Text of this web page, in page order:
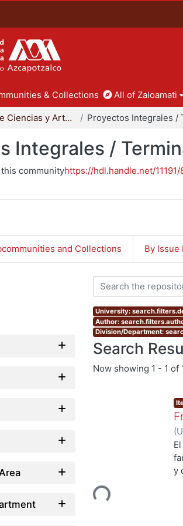
& Collections All of Zaloamati
División de Ciencias y Artes para el Diseño
Integrales /
communityhttps://hdl.handle.net/11191/
and Collections By Issue
University:
Author:
Division/Department:
Search
Now showing 1 - 1 of
Loading...
(
y